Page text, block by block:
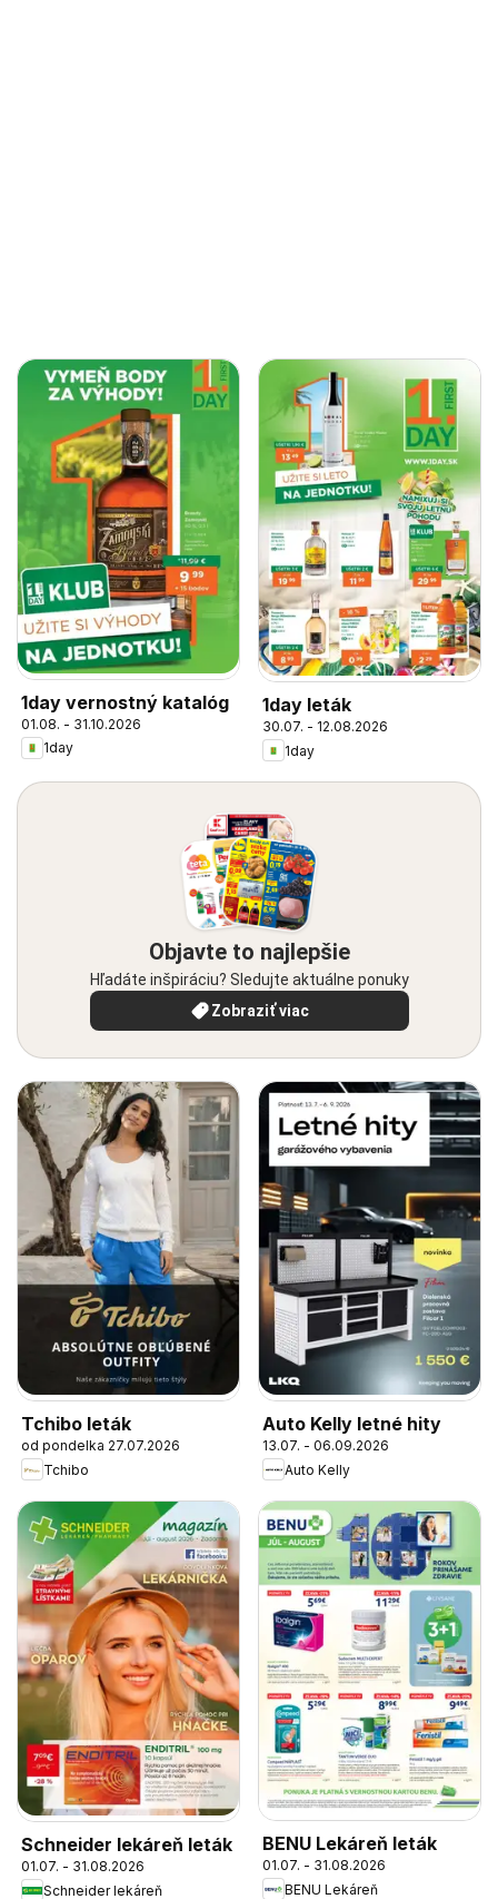
1day vernostný katalóg
01.08. - 31.10.2026
1day
1day leták
30.07. - 12.08.2026
1day
Objavte to najlepšie
Hľadáte inšpiráciu? Sledujte aktuálne ponuky
Zobraziť viac
Tchibo leták
od pondelka 27.07.2026
Tchibo
Auto Kelly letné hity
13.07. - 06.09.2026
Auto Kelly
Schneider lekáreň leták
01.07. - 31.08.2026
Schneider lekáreň
BENU Lekáreň leták
01.07. - 31.08.2026
BENU Lekáreň